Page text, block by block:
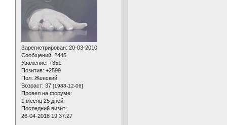
Зарегистрирован: 20-03-2010
Сообщений: 2445
Уважение: +351
Позитив: +2599
Пол: Женский
Возраст: 37 [1988-12-06]
Провел на форуме:
1 месяц 25 дней
Последний визит:
26-04-2018 19:37:27